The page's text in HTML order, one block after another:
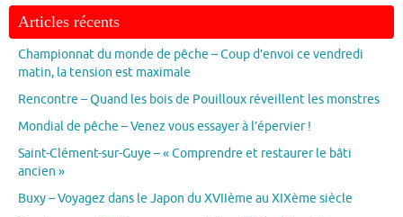
Articles récents
Championnat du monde de pêche – Coup d’envoi ce vendredi
matin, la tension est maximale
Rencontre – Quand les bois de Pouilloux réveillent les monstres
Mondial de pêche – Venez vous essayer à l’épervier !
Saint-Clément-sur-Guye – « Comprendre et restaurer le bâti
ancien »
Buxy – Voyagez dans le Japon du XVIIème au XIXème siècle